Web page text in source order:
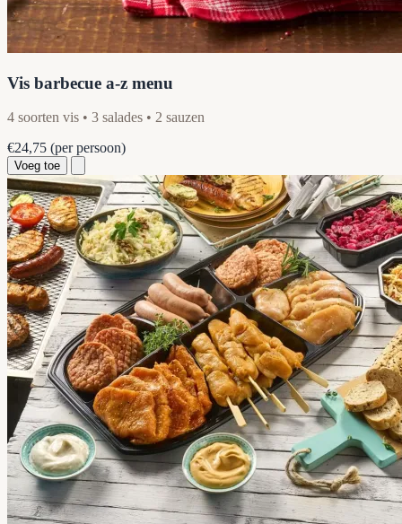
Vis barbecue a-z menu
4 soorten vis • 3 salades • 2 sauzen
€24,75 (per persoon)
Voeg toe